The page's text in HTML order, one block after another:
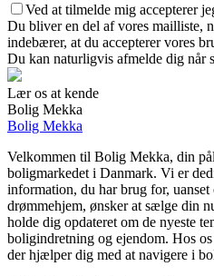
Ved at tilmelde mig accepterer
Du bliver en del af vores mailliste,
indebærer, at du accepterer vores
Du kan naturligvis afmelde dig når
Lær os at kende
Bolig Mekka
Bolig Mekka
Velkommen til Bolig Mekka, din
boligmarkedet i Danmark. Vi er
information, du har brug for,
drømmehjem, ønsker at sælge din
holde dig opdateret om de nyeste
boligindretning og ejendom. Hos
der hjælper dig med at navigere i